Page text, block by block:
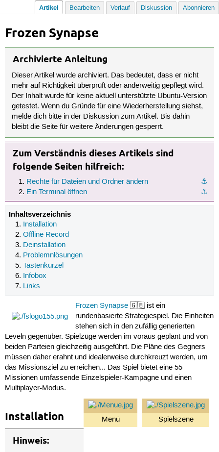
Artikel Bearbeiten Verlauf Diskussion Abonnieren
Frozen Synapse
Archivierte Anleitung
Dieser Artikel wurde archiviert. Das bedeutet, dass er nicht
mehr auf Richtigkeit überprüft oder anderweitig gepflegt wird.
Der Inhalt wurde für keine aktuell unterstützte Ubuntu-Version
getestet. Wenn du Gründe für eine Wiederherstellung siehst,
melde dich bitte in der Diskussion zum Artikel. Bis dahin
bleibt die Seite für weitere Änderungen gesperrt.
Zum Verständnis dieses Artikels sind
folgende Seiten hilfreich:
⚓︎
Rechte für Dateien und Ordner ändern
⚓︎
Ein Terminal öffnen
Inhaltsverzeichnis
Installation
Offline Record
Deinstallation
Problemnlösungen
Tastenkürzel
Infobox
Links
Frozen Synapse 🇬🇧 ist ein
rundenbasierte Strategiespiel. Die Einheiten
stehen sich in den zufällig generierten
Leveln gegenüber. Spielzüge werden im voraus geplant und von
beiden Parteien gleichzeitig ausgeführt. Die Pläne des Gegners
müssen daher erahnt und idealerweise durchkreuzt werden, um
das Missionsziel zu erreichen... Das Spiel bietet eine 55
Missionen umfassende Einzelspieler-Kampagne und einen
Multiplayer-Modus.
Menü Spielszene
Installation
Hinweis: